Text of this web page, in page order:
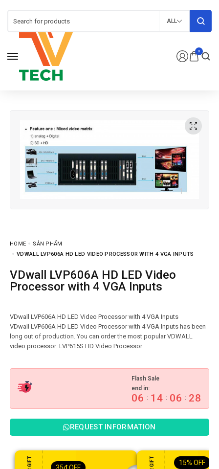
0
ALL
HOME
SẢN PHẨM
VDWALL LVP606A HD LED VIDEO PROCESSOR WITH 4 VGA INPUTS
VDwall LVP606A HD LED Video
Processor with 4 VGA Inputs
VDwall LVP606A HD LED Video Processor with 4 VGA Inputs
VDwall LVP606A HD LED Video Processor with 4 VGA Inputs has been
long out of production. You can order the most popular VDWALL
Flash Sale
end in:
06 : 14 : 06 : 26
REQUEST INFORMATION
35₫ OFF
15% OFF